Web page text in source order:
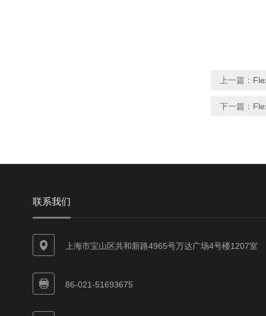
上一篇：
下一篇：
联系我们
上海市宝山区共和新路4965号万达广场4号楼1207室
86-021-51693675